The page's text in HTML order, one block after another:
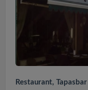
Restaurant, Tapasbar